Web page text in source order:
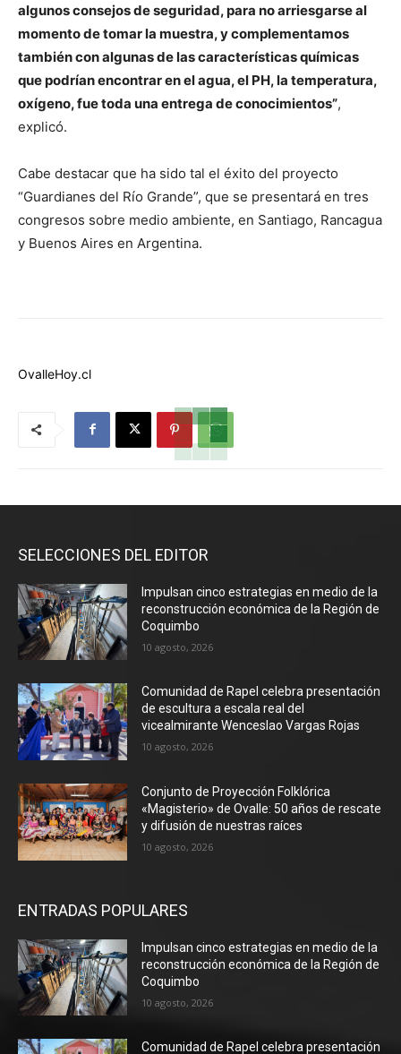
algunos consejos de seguridad, para no arriesgarse al
momento de tomar la muestra, y complementamos
también con algunas de las características químicas
que podrían encontrar en el agua, el PH, la temperatura,
oxígeno, fue toda una entrega de conocimientos”,
explicó.
Cabe destacar que ha sido tal el éxito del proyecto
“Guardianes del Río Grande”, que se presentará en tres
congresos sobre medio ambiente, en Santiago, Rancagua
y Buenos Aires en Argentina.
OvalleHoy.cl